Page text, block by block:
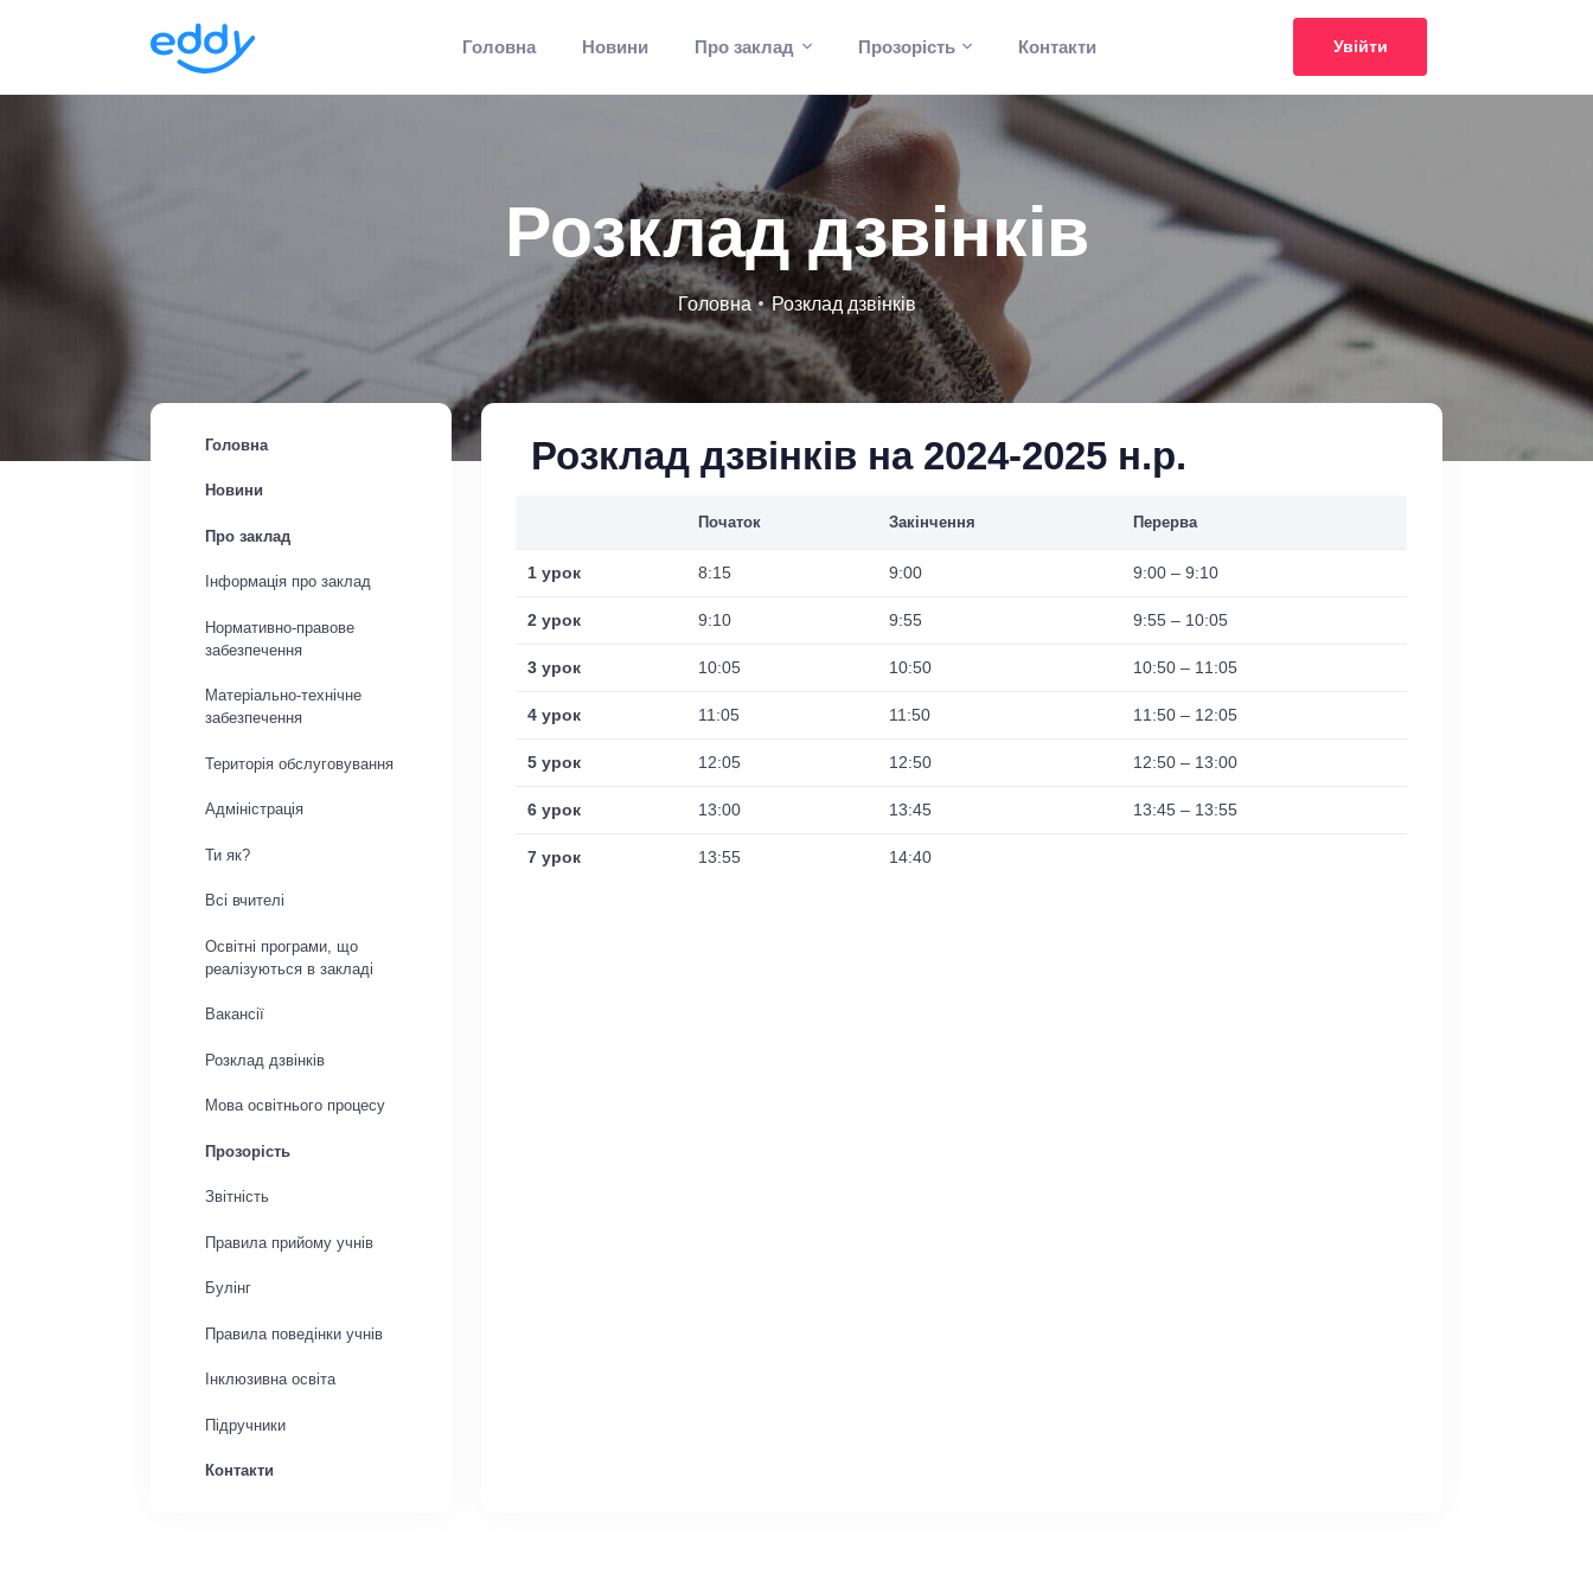
Головна Новини Про заклад Прозорість Контакти Увійти
Розклад дзвінків
Головна Розклад дзвінків
Головна
Новини
Про заклад
Інформація про заклад
Нормативно-правове
забезпечення
Матеріально-технічне
забезпечення
Територія обслуговування
Адміністрація
Ти як?
Всі вчителі
Освітні програми, що
реалізуються в закладі
Вакансії
Розклад дзвінків
Мова освітнього процесу
Прозорість
Звітність
Правила прийому учнів
Булінг
Правила поведінки учнів
Інклюзивна освіта
Підручники
Контакти
Розклад дзвінків на 2024-2025 н.р.
Початок Закінчення Перерва
1 урок 8:15 9:00 9:00 – 9:10
2 урок 9:10 9:55 9:55 – 10:05
3 урок 10:05 10:50 10:50 – 11:05
4 урок 11:05 11:50 11:50 – 12:05
5 урок 12:05 12:50 12:50 – 13:00
6 урок 13:00 13:45 13:45 – 13:55
7 урок 13:55 14:40